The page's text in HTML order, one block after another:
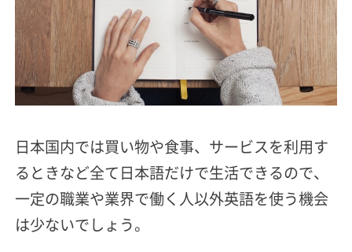
日本国内では買い物や食事、サービスを利用す
るときなど全て日本語だけで生活できるので、
一定の職業や業界で働く人以外英語を使う機会
は少ないでしょう。